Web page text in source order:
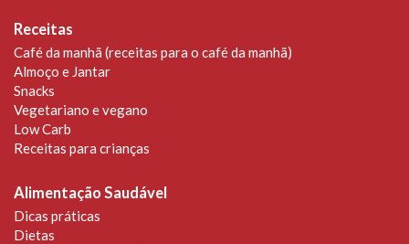
Receitas
Café da manhã (receitas para o café da manhã)
Almoço e Jantar
Snacks
Vegetariano e vegano
Low Carb
Receitas para crianças
Alimentação Saudável
Dicas práticas
Dietas